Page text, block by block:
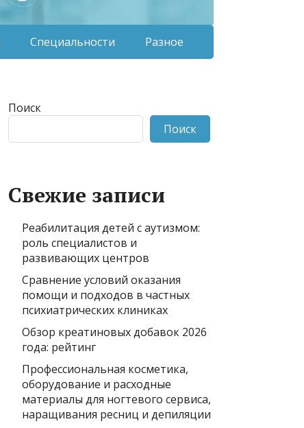
Специальности Разное
Поиск
Поиск
Свежие записи
Реабилитация детей с аутизмом:
роль специалистов и
развивающих центров
Сравнение условий оказания
помощи и подходов в частных
психиатрических клиниках
Обзор креатиновых добавок 2026
года: рейтинг
Профессиональная косметика,
оборудование и расходные
материалы для ногтевого сервиса,
наращивания ресниц и депиляции